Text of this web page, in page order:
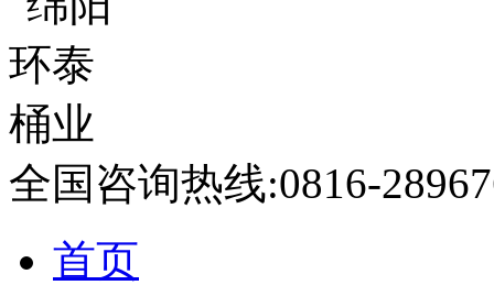
全国咨询热线:0816-
首页